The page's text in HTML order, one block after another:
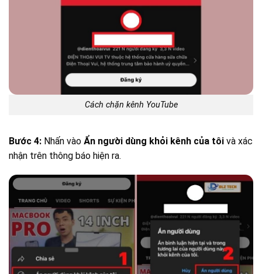
Cách chặn kênh YouTube
Bước 4: Nhấn vào Ẩn người dùng khỏi kênh của tôi và xác
nhận trên thông báo hiện ra.